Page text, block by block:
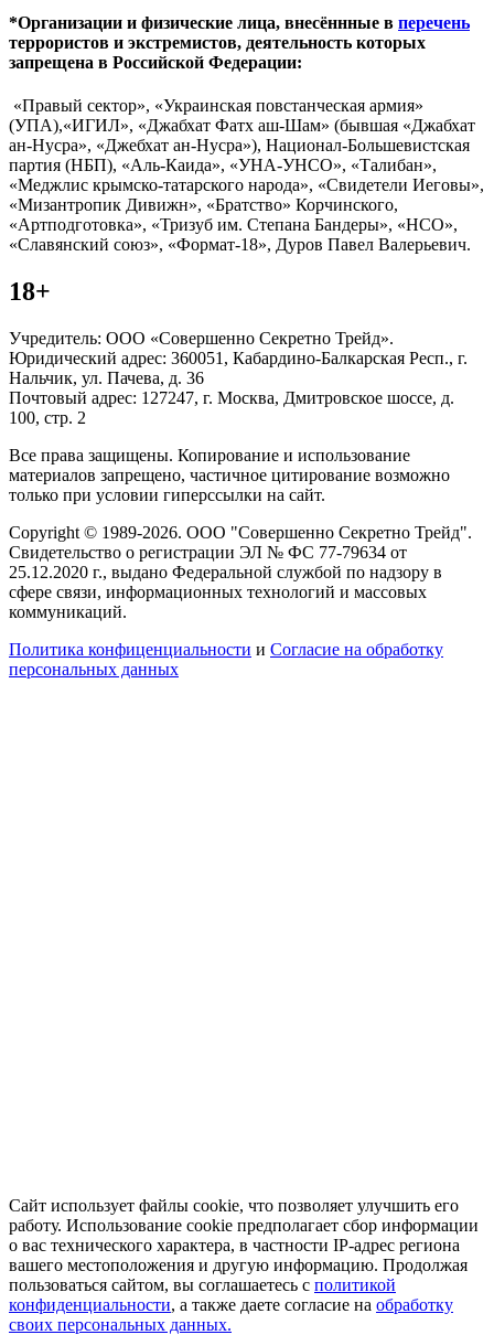
*Организации и физические лица, внесённные в перечень
террористов и экстремистов, деятельность которых
запрещена в Российской Федерации:
«Правый сектор», «Украинская повстанческая армия»
(УПА),«ИГИЛ», «Джабхат Фатх аш-Шам» (бывшая «Джабхат
ан-Нусра», «Джебхат ан-Нусра»), Национал-Большевистская
партия (НБП), «Аль-Каида», «УНА-УНСО», «Талибан»,
«Меджлис крымско-татарского народа», «Свидетели Иеговы»,
«Мизантропик Дивижн», «Братство» Корчинского,
«Артподготовка», «Тризуб им. Степана Бандеры», «НСО»,
«Славянский союз», «Формат-18», Дуров Павел Валерьевич.
18+
Учредитель: ООО «Совершенно Секретно Трейд».
Юридический адрес: 360051, Кабардино-Балкарская Респ., г.
Нальчик, ул. Пачева, д. 36
Почтовый адрес: 127247, г. Москва, Дмитровское шоссе, д.
100, стр. 2
Все права защищены. Копирование и использование
материалов запрещено, частичное цитирование возможно
только при условии гиперссылки на сайт.
Copyright © 1989-2026. ООО "Совершенно Секретно Трейд".
Свидетельство о регистрации ЭЛ № ФС 77-79634 от
25.12.2020 г., выдано Федеральной службой по надзору в
сфере связи, информационных технологий и массовых
коммуникаций.
Политика конфиценциальности и Согласие на обработку
персональных данных
Сайт использует файлы cookie, что позволяет улучшить его
работу. Использование cookie предполагает сбор информации
о вас технического характера, в частности IP-адрес региона
вашего местоположения и другую информацию. Продолжая
пользоваться сайтом, вы соглашаетесь с политикой
конфиденциальности, а также даете согласие на обработку
своих персональных данных.